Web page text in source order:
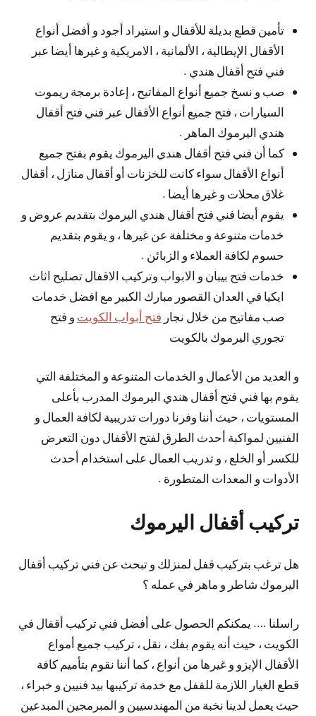
تأمين قطع بديلة للأقفال و استيراد أجود و أفضل أنواع
الأقفال الإيطالية ، الألمانية ، الامريكية و غيرها أيضا عبر
فني فتح أقفال هندي .
صب و نسخ جميع أنواع المفاتيح ، إعادة برمجة ريموت
السيارات ، فتح جميع أنواع الأقفال عبر فني فتح أقفال
هندي اليرموك الماهر .
كما أن فني فتح أقفال هندي اليرموك يقوم بفتح جميع
أنواع الأقفال سواء كانت للخزنات أو أقفال منازل ، أقفال
غلاق محلات و غيرها أيضا .
يقوم أيضا فني فتح أقفال هندي اليرموك بتقديم عروض و
خدمات متنوعة و مختلفة عن غيرها ، و يقوم بتقديم
حسوم لكافة العملاء و الزبائن .
خدمات فتح بيبان و الابواب وتركيب الاقفال تصليح اثاث
ايكيا في العدان القصور مبارك الكبير مع افضل خدمات
صب مفاتيح من خلال نجار فتح أبواب الكويت و فتح
تجوري اليرموك بالكويت
و العديد من الأعمال و الخدمات المتنوعة و المختلفة التي
يقوم بها فني فتح أقفال هندي اليرموك المدرب بأعلى
المستويات ، حيث أننا وفرنا دورات تدريبية لكافة العمال و
الفنيين لمواكبة أحدث الطرق لفتح الأقفال دون التعرض
للكسر أو الخلع ، و تدريب العمال على استخدام أحدث
الأدوات و المعدات المتطورة .
تركيب أقفال اليرموك
هل ترغب بتركيب قفل لمنزلك و تبحث عن فني تركيب أقفال
اليرموك شاطر و ماهر في عمله ؟
راسلنا …. يمكنكم الحصول على أفضل فني تركيب أقفال في
الكويت ، حيث أنه يقوم بفك ، نقل ، تركيب جميع أمواع
الأقفال الإيزو و غيرها من أنواع ، كما أننا نقوم بتأميم كافة
قطع الغيار اللازمة للقفل مع خدمة تركيبها بيد فنيين و خبراء ،
حيث يعمل لدينا نخبة من المهندسيين و المبرمجين المبدعين